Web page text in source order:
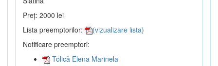
Preț: 2000 lei
Lista preemptorilor:
(vizualizare lista)
Notificare preemptori:
Tolică Elena Marinela